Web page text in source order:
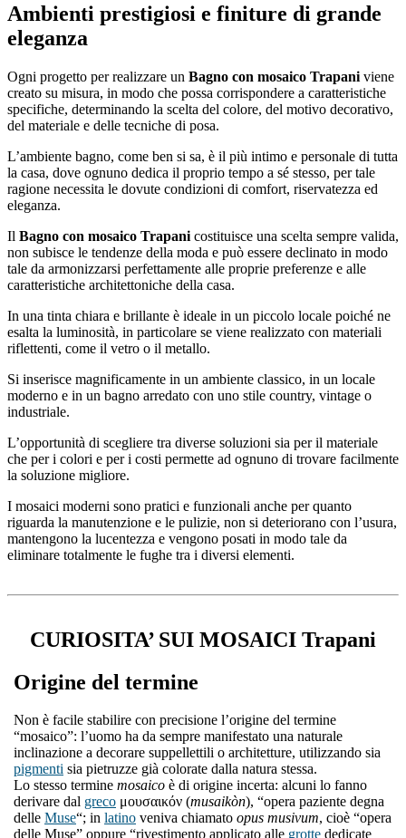
Ambienti prestigiosi e finiture di grande
eleganza
Ogni progetto per realizzare un Bagno con mosaico Trapani viene
creato su misura, in modo che possa corrispondere a caratteristiche
specifiche, determinando la scelta del colore, del motivo decorativo,
del materiale e delle tecniche di posa.
L’ambiente bagno, come ben si sa, è il più intimo e personale di tutta
la casa, dove ognuno dedica il proprio tempo a sé stesso, per tale
ragione necessita le dovute condizioni di comfort, riservatezza ed
eleganza.
Il Bagno con mosaico Trapani costituisce una scelta sempre valida,
non subisce le tendenze della moda e può essere declinato in modo
tale da armonizzarsi perfettamente alle proprie preferenze e alle
caratteristiche architettoniche della casa.
In una tinta chiara e brillante è ideale in un piccolo locale poiché ne
esalta la luminosità, in particolare se viene realizzato con materiali
riflettenti, come il vetro o il metallo.
Si inserisce magnificamente in un ambiente classico, in un locale
moderno e in un bagno arredato con uno stile country, vintage o
industriale.
L’opportunità di scegliere tra diverse soluzioni sia per il materiale
che per i colori e per i costi permette ad ognuno di trovare facilmente
la soluzione migliore.
I mosaici moderni sono pratici e funzionali anche per quanto
riguarda la manutenzione e le pulizie, non si deteriorano con l’usura,
mantengono la lucentezza e vengono posati in modo tale da
eliminare totalmente le fughe tra i diversi elementi.
CURIOSITA’ SUI MOSAICI Trapani
Origine del termine
Non è facile stabilire con precisione l’origine del termine
“mosaico”: l’uomo ha da sempre manifestato una naturale
inclinazione a decorare suppellettili o architetture, utilizzando sia
pigmenti sia pietruzze già colorate dalla natura stessa.
Lo stesso termine mosaico è di origine incerta: alcuni lo fanno
derivare dal greco μουσαικόν (musaikòn), “opera paziente degna
delle Muse“; in latino veniva chiamato opus musivum, cioè “opera
delle Muse” oppure “rivestimento applicato alle grotte dedicate